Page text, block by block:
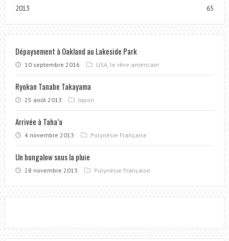
2013 65
Dépaysement à Oakland au Lakeside Park
10 septembre 2016 USA, le rêve américain
Ryokan Tanabe Takayama
25 août 2013 Japon
Arrivée à Taha’a
4 novembre 2013 Polynésie Française
Un bungalow sous la pluie
28 novembre 2013 Polynésie Française